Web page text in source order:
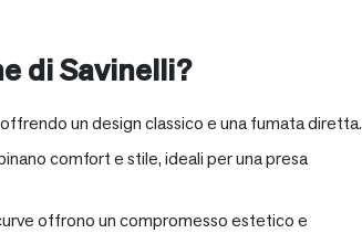
di Savinelli?
un design classico e una fumata diretta.
comfort e stile, ideali per una presa
offrono un compromesso estetico e